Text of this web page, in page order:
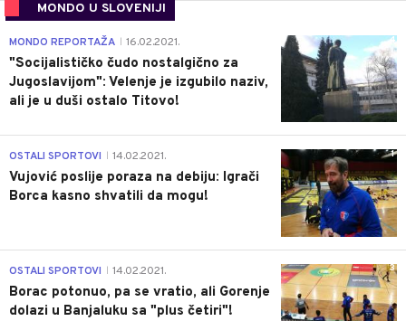
MONDO U SLOVENIJI
4
MONDO REPORTAŽA 16.02.2021.
"Socijalističko čudo nostalgično za
Jugoslavijom": Velenje je izgubilo naziv,
ali je u duši ostalo Titovo!
1
OSTALI SPORTOVI 14.02.2021.
Vujović poslije poraza na debiju: Igrači
Borca kasno shvatili da mogu!
3
OSTALI SPORTOVI 14.02.2021.
Borac potonuo, pa se vratio, ali Gorenje
dolazi u Banjaluku sa "plus četiri"!